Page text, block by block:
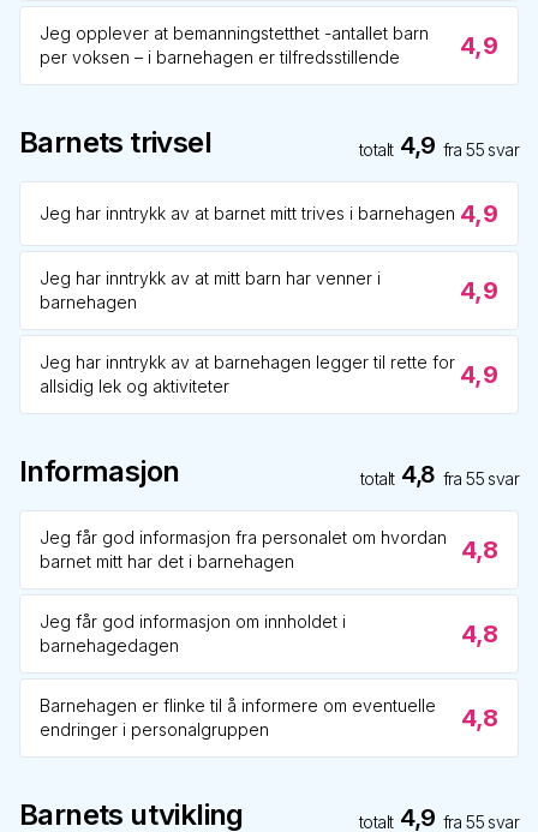
Jeg opplever at bemanningstetthet -antallet barn
per voksen – i barnehagen er tilfredsstillende
4,9
Barnets trivsel totalt 4,9 fra55 svar
Jeg har inntrykk av at barnet mitt trives i barnehagen 4,9
Jeg har inntrykk av at mitt barn har venner i
barnehagen
4,9
Jeg har inntrykk av at barnehagen legger til rette for
allsidig lek og aktiviteter
4,9
Informasjon totalt 4,8 fra55 svar
Jeg får god informasjon fra personalet om hvordan
barnet mitt har det i barnehagen
4,8
Jeg får god informasjon om innholdet i
barnehagedagen
4,8
Barnehagen er flinke til å informere om eventuelle
endringer i personalgruppen
4,8
Barnets utvikling totalt 4,9 fra55 svar